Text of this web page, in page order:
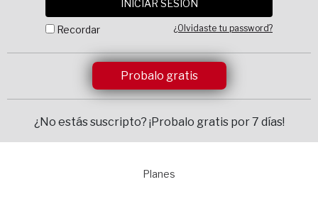
Recordar ¿Olvidaste tu password?
Probalo gratis
¿No estás suscripto? ¡Probalo gratis por 7 días!
Planes